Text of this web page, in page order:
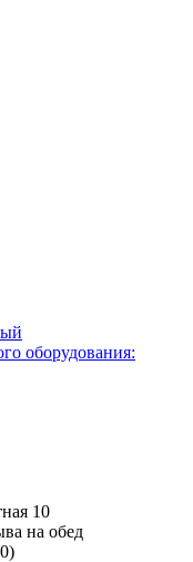
оборудования:
10
на обед